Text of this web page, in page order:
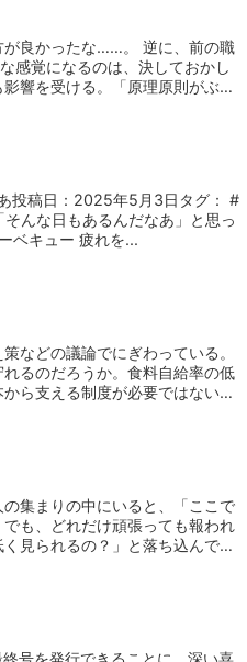
が良かったな……。 逆に、前の職
感覚になるのは、決しておかし
響を受ける。「原理原則がぶれ
投稿日：2025年5月3日タグ： #
んな日もあるんだなあ」と思っ
ベキュー 疲れを...
などの議論でにぎわっている。
るのだろうか。食料自給率の低
ら支える制度が必要ではない
集まりの中にいると、「ここで
も、どれだけ頑張っても報われ
見られるの？」と落ち込んでし
号を発行できることに、深い喜